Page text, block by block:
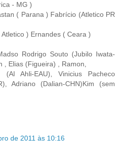
- MG )
( Parana ) Fabrício (Atletico PR
) Ernandes ( Ceara )
Rodrigo Souto (Jubilo Iwata-
, Elias (Figueira) , Ramon,
(Al Ahli-EAU), Vinicius Pacheco
Adriano (Dalian-CHN)Kim (sem
de 2011 às 10:16